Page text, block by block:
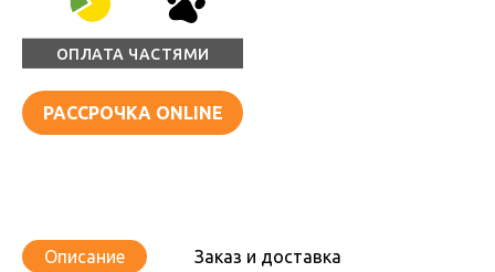
ОПЛАТА ЧАСТЯМИ
РАССРОЧКА ONLINE
Описание
Заказ и доставка